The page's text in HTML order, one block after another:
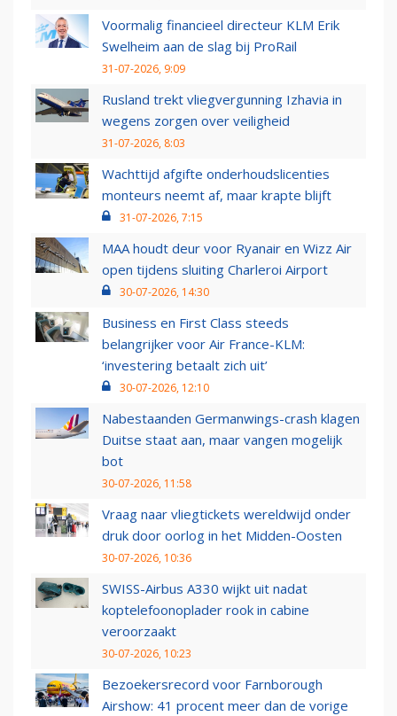
Voormalig financieel directeur KLM Erik
Swelheim aan de slag bij ProRail
31-07-2026, 9:09
Rusland trekt vliegvergunning Izhavia in
wegens zorgen over veiligheid
31-07-2026, 8:03
Wachttijd afgifte onderhoudslicenties
monteurs neemt af, maar krapte blijft
31-07-2026, 7:15
MAA houdt deur voor Ryanair en Wizz Air
open tijdens sluiting Charleroi Airport
30-07-2026, 14:30
Business en First Class steeds
belangrijker voor Air France-KLM:
‘investering betaalt zich uit’
30-07-2026, 12:10
Nabestaanden Germanwings-crash klagen
Duitse staat aan, maar vangen mogelijk
bot
30-07-2026, 11:58
Vraag naar vliegtickets wereldwijd onder
druk door oorlog in het Midden-Oosten
30-07-2026, 10:36
SWISS-Airbus A330 wijkt uit nadat
koptelefoonoplader rook in cabine
veroorzaakt
30-07-2026, 10:23
Bezoekersrecord voor Farnborough
Airshow: 41 procent meer dan de vorige